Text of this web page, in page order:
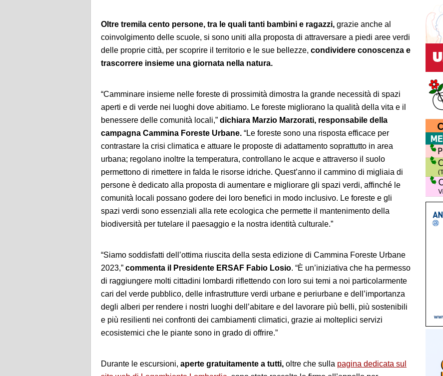
Oltre tremila cento persone, tra le quali tanti bambini e ragazzi, grazie anche al
coinvolgimento delle scuole, si sono uniti alla proposta di attraversare a piedi aree verdi
delle proprie città, per scoprire il territorio e le sue bellezze, condividere conoscenza e
trascorrere insieme una giornata nella natura.
“Camminare insieme nelle foreste di prossimità dimostra la grande necessità di spazi
aperti e di verde nei luoghi dove abitiamo. Le foreste migliorano la qualità della vita e il
benessere delle comunità locali,” dichiara Marzio Marzorati, responsabile della
campagna Cammina Foreste Urbane. “Le foreste sono una risposta efficace per
contrastare la crisi climatica e attuare le proposte di adattamento soprattutto in area
urbana; regolano inoltre la temperatura, controllano le acque e attraverso il suolo
permettono di rimettere in falda le risorse idriche. Quest’anno il cammino di migliaia di
persone è dedicato alla proposta di aumentare e migliorare gli spazi verdi, affinché le
comunità locali possano godere dei loro benefici in modo inclusivo. Le foreste e gli
spazi verdi sono essenziali alla rete ecologica che permette il mantenimento della
biodiversità per tutelare il paesaggio e la nostra identità culturale.”
“Siamo soddisfatti dell’ottima riuscita della sesta edizione di Cammina Foreste Urbane
2023,” commenta il Presidente ERSAF Fabio Losio. “È un’iniziativa che ha permesso
di raggiungere molti cittadini lombardi riflettendo con loro sui temi a noi particolarmente
cari del verde pubblico, delle infrastrutture verdi urbane e periurbane e dell’importanza
degli alberi per rendere i nostri luoghi dell’abitare e del lavorare più belli, più sostenibili
e più resilienti nei confronti dei cambiamenti climatici, grazie ai molteplici servizi
ecosistemici che le piante sono in grado di offrire.”
Durante le escursioni, aperte gratuitamente a tutti, oltre che sulla pagina dedicata sul